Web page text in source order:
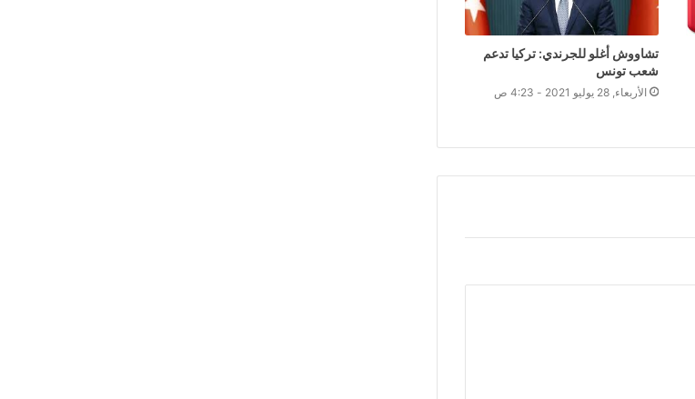
تشاووش أغلو للجرندي: تركيا تدعم
شعب تونس
الأربعاء, 28 يوليو 2021 - 4:23 ص